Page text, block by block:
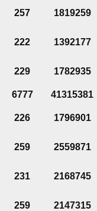
257 1819259
222 1392177
229 1782935
6777
41315381
226 1796901
259 2559871
231 2168745
259 2147315